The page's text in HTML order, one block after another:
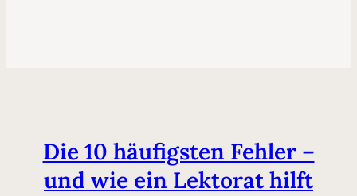
Die 10 häufigsten Fehler –
und wie ein Lektorat hilft